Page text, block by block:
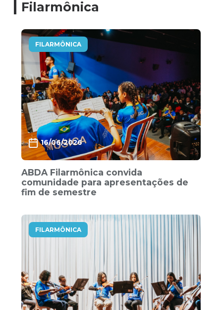
Filarmônica
FILARMÔNICA
16/06/2026
ABDA Filarmônica convida
comunidade para apresentações de
fim de semestre
FILARMÔNICA